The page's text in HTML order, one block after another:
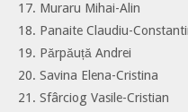
17. Muraru Mihai-Alin
18. Panaite Claudiu-
19. Părpăuță Andrei
20. Savina Elena-Cristina
21. Sfârciog Vasile-Cristian